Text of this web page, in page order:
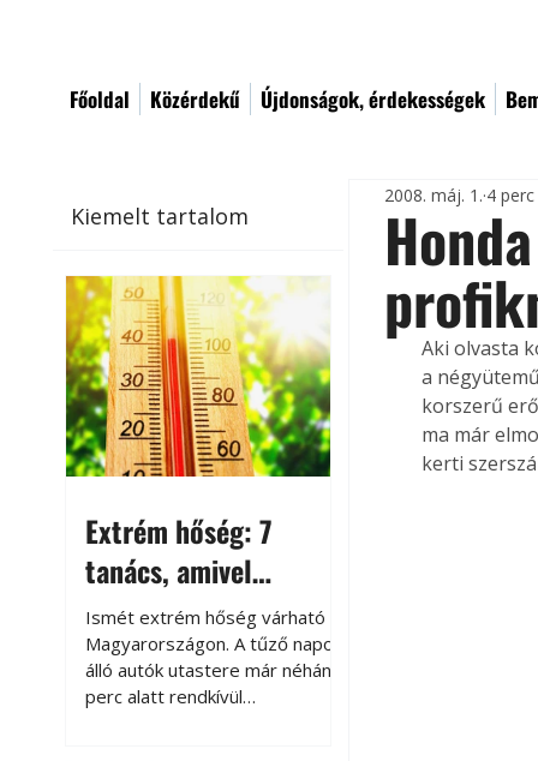
Főoldal Közérdekű Újdonságok, érdekességek
Kiemelt tartalom
Extrém hőség: 7
tanács, amivel
megóvhatjuk
autónkat a nyári
károktól
Ismét extrém hőség várható
Magyarországon. A tűző napon
álló autók utastere már néhány
perc alatt rendkívül
2008. máj. 1. 4
Aki olvasta
a
korszerű
ma már
kerti